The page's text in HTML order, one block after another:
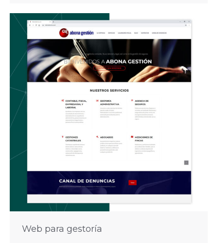
Web para gestoría